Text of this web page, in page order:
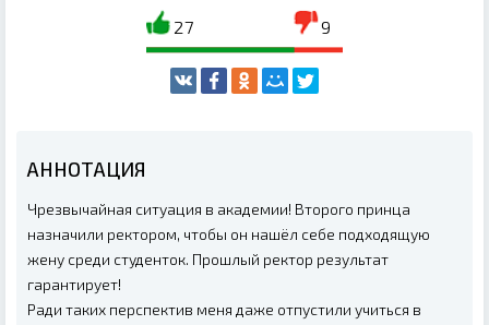
27 9
АННОТАЦИЯ
Чрезвычайная ситуация в академии! Второго принца
назначили ректором, чтобы он нашёл себе подходящую
жену среди студенток. Прошлый ректор результат
гарантирует!
Ради таких перспектив меня даже отпустили учиться в